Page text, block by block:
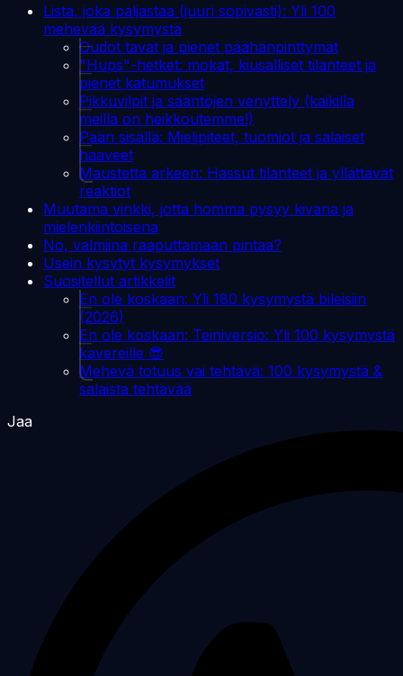
Lista, joka paljastaa (juuri sopivasti): Yli 100
mehevää kysymystä
Oudot tavat ja pienet päähänpinttymät
"Hups"-hetket: mokat, kiusalliset tilanteet ja
pienet katumukset
Pikkuvilpit ja sääntöjen venyttely (kaikilla
meillä on heikkoutemme!)
Pään sisällä: Mielipiteet, tuomiot ja salaiset
haaveet
Maustetta arkeen: Hassut tilanteet ja yllättävät
reaktiot
Muutama vinkki, jotta homma pysyy kivana ja
mielenkiintoisena
No, valmiina raaputtamaan pintaa?
Usein kysytyt kysymykset
Suositellut artikkelit
En ole koskaan: Yli 180 kysymystä bileisiin
(2026)
En ole koskaan: Teiniversio: Yli 100 kysymystä
kavereille 😎
Mehevä totuus vai tehtävä: 100 kysymystä &
salaista tehtävää
Jaa